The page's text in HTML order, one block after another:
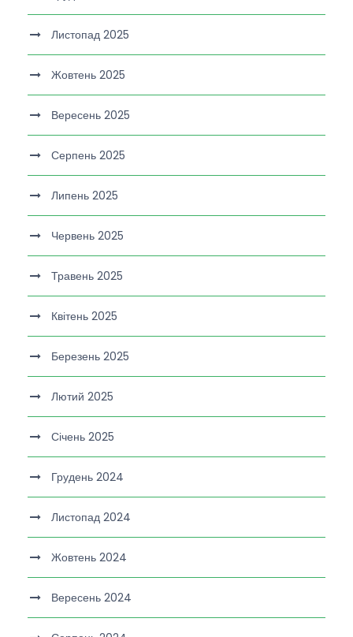
Листопад 2025
Жовтень 2025
Вересень 2025
Серпень 2025
Липень 2025
Червень 2025
Травень 2025
Квітень 2025
Березень 2025
Лютий 2025
Січень 2025
Грудень 2024
Листопад 2024
Жовтень 2024
Вересень 2024